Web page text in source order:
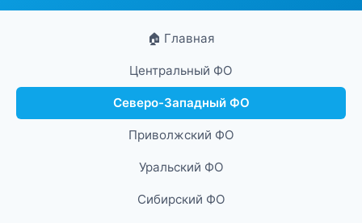
🏠 Главная
Центральный ФО
Северо-Западный ФО
Приволжский ФО
Уральский ФО
Сибирский ФО